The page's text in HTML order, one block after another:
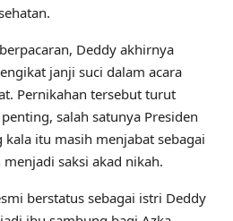
Deddy akhirnya
janji suci dalam acara
Pernikahan tersebut turut
salah satunya Presiden
kala itu masih menjabat sebagai
saksi akad nikah.
berstatus sebagai istri Deddy